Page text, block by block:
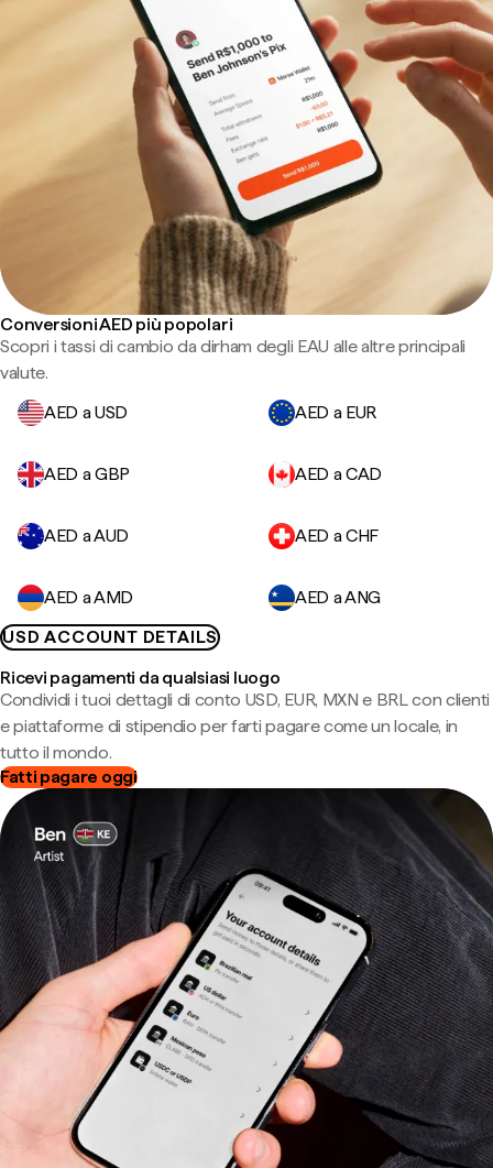
Conversioni AED più popolari
Scopri i tassi di cambio da dirham degli EAU alle altre principali
valute.
AED a USD
AED a EUR
AED a GBP AED a CAD
AED a AUD AED a CHF
AED a AMD
AED a ANG
USD ACCOUNT DETAILS
Ricevi pagamenti da qualsiasi luogo
Condividi i tuoi dettagli di conto USD, EUR, MXN e BRL con clienti
e piattaforme di stipendio per farti pagare come un locale, in
tutto il mondo.
Fatti pagare oggi